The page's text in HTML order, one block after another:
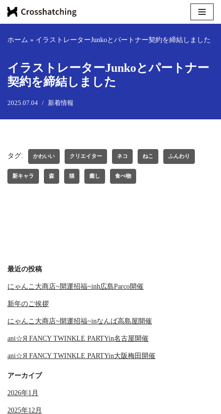
ン
ン
ツ
へ
ス
ホーム » イラストレーターJunkoとパートナー契約を締結しました
イラストレーターJunkoとパートナー
契約を締結しました
2025.07.04 新着情報
タグ: かわいい クリエイター ネコ ねこ ふんわり
新キャラ 森 猫 癒し 食べ物
最近の投稿
にゃんこ大商店~開運招福~inh広島Parco開催
新年のご挨拶
にゃんこ大商店~開運招福~inなんば高島屋開催
ani☆Я FANCY TWINKLE PARTYin名古屋開催
ani☆Я FANCY TWINKLE PARTYin大阪梅田開催
アーカイブ
2026年1月
2025年12月